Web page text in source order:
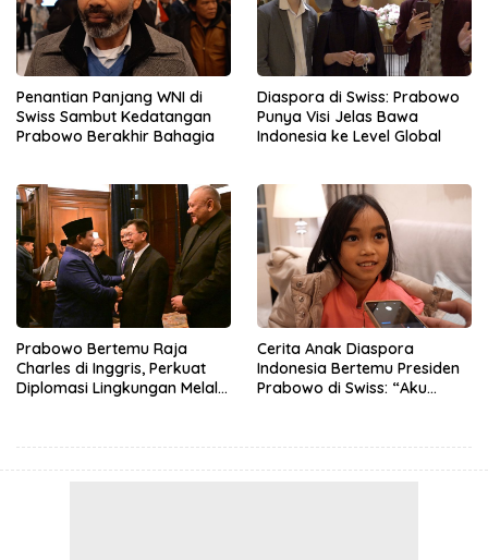
Penantian Panjang WNI di
Swiss Sambut Kedatangan
Prabowo Berakhir Bahagia
Diaspora di Swiss: Prabowo
Punya Visi Jelas Bawa
Indonesia ke Level Global
Prabowo Bertemu Raja
Charles di Inggris, Perkuat
Diplomasi Lingkungan Melalui
Cerita Anak Diaspora
Indonesia Bertemu Presiden
Prabowo di Swiss: “Aku